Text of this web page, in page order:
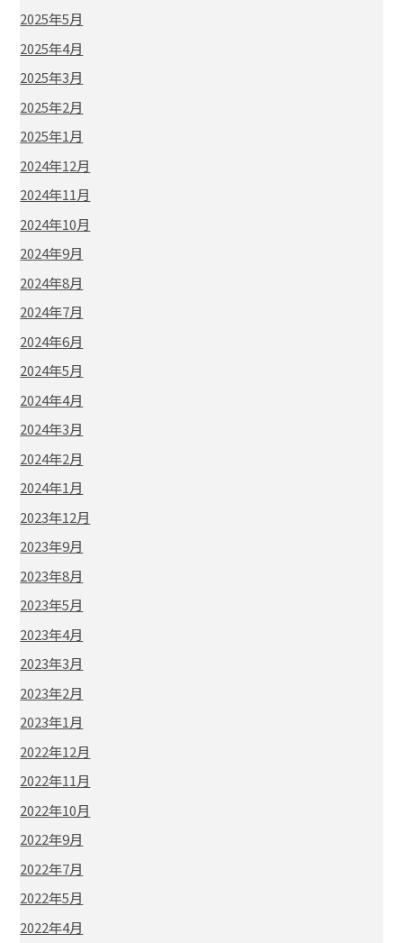
2025年5月
2025年4月
2025年3月
2025年2月
2025年1月
2024年12月
2024年11月
2024年10月
2024年9月
2024年8月
2024年7月
2024年6月
2024年5月
2024年4月
2024年3月
2024年2月
2024年1月
2023年12月
2023年9月
2023年8月
2023年5月
2023年4月
2023年3月
2023年2月
2023年1月
2022年12月
2022年11月
2022年10月
2022年9月
2022年7月
2022年5月
2022年4月